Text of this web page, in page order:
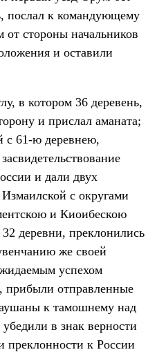
послал к командующему
от стороны начальников
и оставили
в котором 36 деревень,
и прислал аманата;
с 61-ю деревнею,
и дали двух
с округами
и Киоибескою
деревни, преклонились
же своей
успехом
прибыли отправленные
к тамошнему над
в знак верности
преклонности к России